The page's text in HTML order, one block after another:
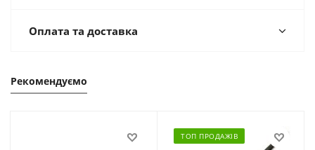
Оплата та доставка
Рекомендуємо
ТОП ПРОДАЖІВ